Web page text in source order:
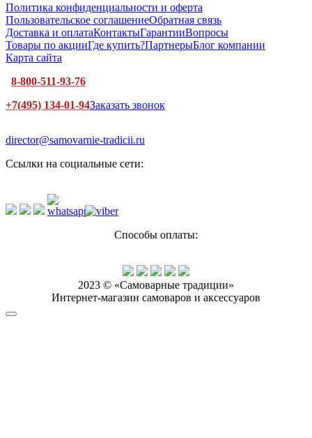
Политика конфиденциальности и оферта
Пользовательское соглашениеОбратная связь
Доставка и оплатаКонтактыГарантииВопросы
Товары по акцииГде купить?ПартнерыБлог компании
Карта сайта
8-800-511-93-76
+7(495) 134-01-94Заказать звонок
director@samovarnie-tradicii.ru
Ссылки на социальные сети:
Способы оплаты:
2023 © «Самоварные традиции»
Интернет-магазин самоваров и аксессуаров